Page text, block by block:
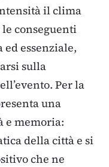
il clima
conseguenti
essenziale,
sulla
Per la
una
e memoria:
della città e si
che ne